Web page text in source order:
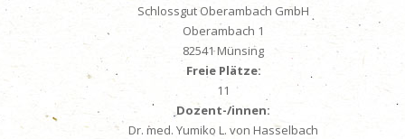
Schlossgut Oberambach GmbH
Oberambach 1
82541 Münsing
Freie Plätze:
11
Dozent-/innen:
Dr. med. Yumiko L. von Hasselbach